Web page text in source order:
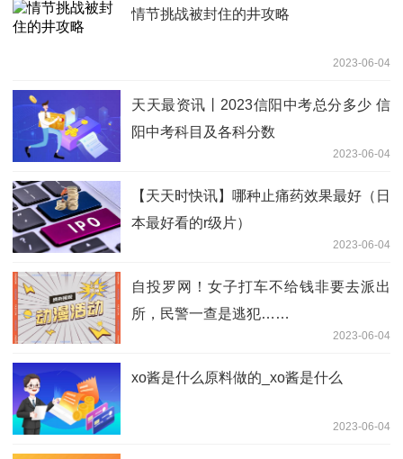
情节挑战被封住的井攻略
2023-06-04
天天最资讯丨2023信阳中考总分多少 信
阳中考科目及各科分数
2023-06-04
【天天时快讯】哪种止痛药效果最好（日
本最好看的r级片）
2023-06-04
自投罗网！女子打车不给钱非要去派出
所，民警一查是逃犯……
2023-06-04
xo酱是什么原料做的_xo酱是什么
2023-06-04